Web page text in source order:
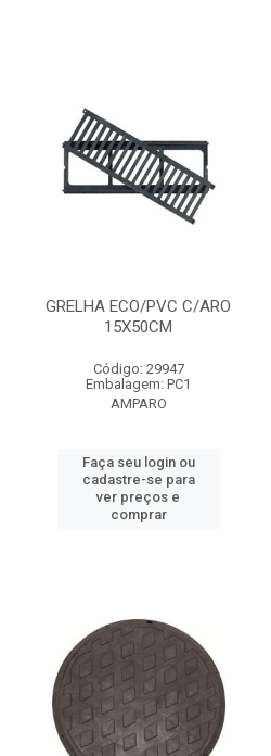
GRELHA ECO/PVC C/ARO
15X50CM
Código: 29947
Embalagem: PC1
AMPARO
Faça seu login ou
cadastre-se para
ver preços e
comprar